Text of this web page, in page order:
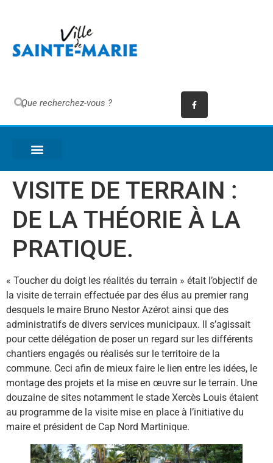
VISITE DE TERRAIN :
DE LA THÉORIE À LA
PRATIQUE.
« Toucher du doigt les réalités du terrain » était l’objectif de
la visite de terrain effectuée par des élus au premier rang
desquels le maire Bruno Nestor Azérot ainsi que des
administratifs de divers services municipaux. Il s’agissait
pour cette délégation de poser un regard sur les différents
chantiers engagés ou réalisés sur le territoire de la
commune. Ceci afin de mieux faire le lien entre les idées, le
montage des projets et la mise en œuvre sur le terrain. Une
douzaine de sites notamment le stade Xercès Louis étaient
au programme de la visite mise en place à l’initiative du
maire et président de Cap Nord Martinique.